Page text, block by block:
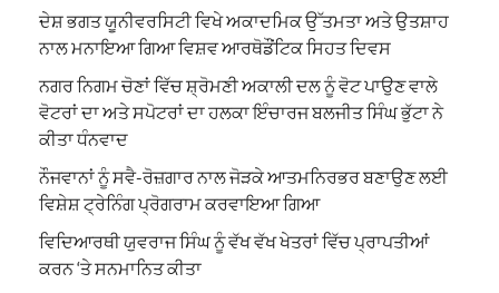
ਦੇਸ਼ ਭਗਤ ਯੂਨੀਵਰਸਿਟੀ ਵਿਖੇ ਅਕਾਦਮਿਕ ਉੱਤਮਤਾ ਅਤੇ ਉਤਸ਼ਾਹ
ਨਾਲ ਮਨਾਇਆ ਗਿਆ ਵਿਸ਼ਵ ਆਰਥੋਡੌਂਟਿਕ ਸਿਹਤ ਦਿਵਸ
ਨਗਰ ਨਿਗਮ ਚੋਣਾਂ ਵਿੱਚ ਸ਼੍ਰੋਮਣੀ ਅਕਾਲੀ ਦਲ ਨੂੰ ਵੋਟ ਪਾਉਣ ਵਾਲੇ
ਵੋਟਰਾਂ ਦਾ ਅਤੇ ਸਪੋਟਰਾਂ ਦਾ ਹਲਕਾ ਇੰਚਾਰਜ ਬਲਜੀਤ ਸਿੰਘ ਭੁੱਟਾ ਨੇ
ਕੀਤਾ ਧੰਨਵਾਦ
ਨੌਜਵਾਨਾਂ ਨੂੰ ਸਵੈ-ਰੋਜ਼ਗਾਰ ਨਾਲ ਜੋੜਕੇ ਆਤਮਨਿਰਭਰ ਬਣਾਉਣ ਲਈ
ਵਿਸ਼ੇਸ਼ ਟ੍ਰੇਨਿੰਗ ਪ੍ਰੋਗਰਾਮ ਕਰਵਾਇਆ ਗਿਆ
ਵਿਦਿਆਰਥੀ ਯੁਵਰਾਜ ਸਿੰਘ ਨੂੰ ਵੱਖ ਵੱਖ ਖੇਤਰਾਂ ਵਿੱਚ ਪ੍ਰਾਪਤੀਆਂ
ਕਰਨ ‘ਤੇ ਸਨਮਾਨਿਤ ਕੀਤਾ